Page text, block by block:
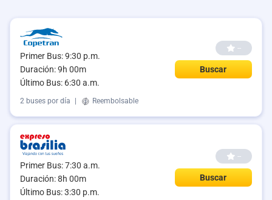
Primer Bus: 9:30 p.m.
Duración: 9h 00m
Último Bus: 6:30 a.m.
--
Buscar
2 buses por día Reembolsable
Primer Bus: 7:30 a.m.
Duración: 8h 00m
Último Bus: 3:30 p.m.
--
Buscar